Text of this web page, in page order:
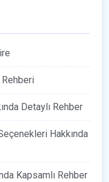
Rehberi
Detaylı Rehber
Hakkında
Kapsamlı Rehber